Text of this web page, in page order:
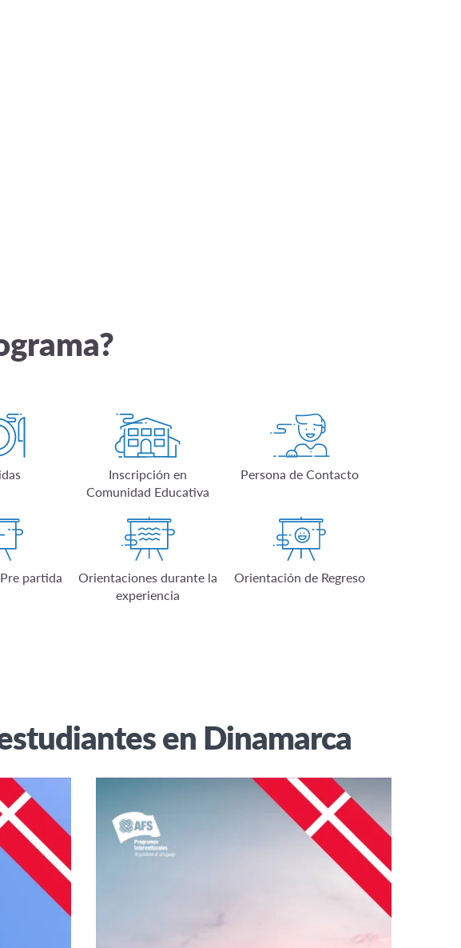
Inscripción en
Comunidad Educativa
Persona de Contacto
partida
Orientaciones durante la
experiencia
Orientación de Regreso
en Dinamarca